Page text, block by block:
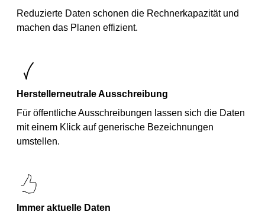
Reduzierte Daten schonen die Rechnerkapazität und
machen das Planen effizient.
Herstellerneutrale Ausschreibung
Für öffentliche Ausschreibungen lassen sich die Daten
mit einem Klick auf generische Bezeichnungen
umstellen.
Immer aktuelle Daten